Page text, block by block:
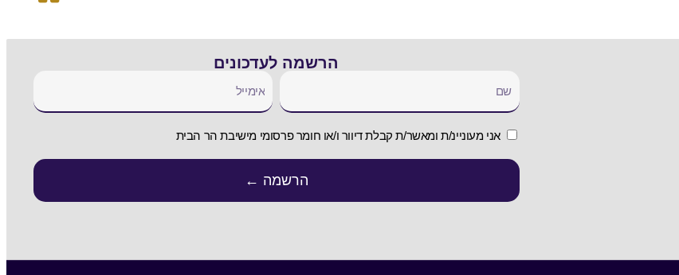
הרשמה לעדכונים
אני מעוניינ/ת ומאשר/ת קבלת דיוור ו/או חומר פרסומי מישיבת הר הבית
הרשמה ←